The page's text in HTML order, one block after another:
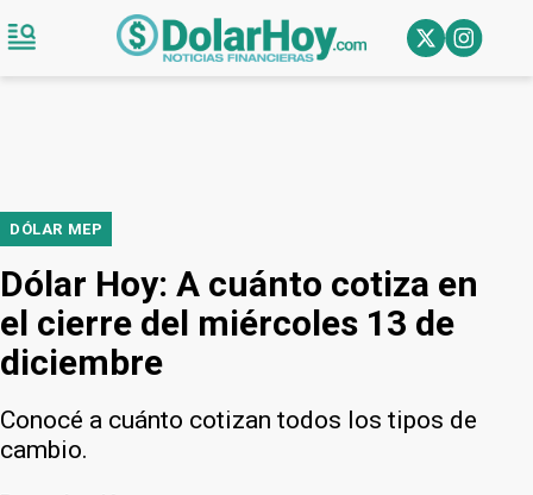
DÓLAR MEP
Dólar Hoy: A cuánto cotiza en
el cierre del miércoles 13 de
diciembre
Conocé a cuánto cotizan todos los tipos de
cambio.